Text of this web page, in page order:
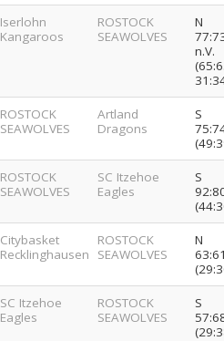
Iserlohn
Kangaroos
ROSTOCK
SEAWOLVES
N
n.V.
ROSTOCK
SEAWOLVES
Artland
Dragons
S
ROSTOCK
SEAWOLVES
SC Itzehoe
Eagles
S
Citybasket
Recklinghausen
ROSTOCK
SEAWOLVES
N
SC Itzehoe
Eagles
ROSTOCK
SEAWOLVES
S